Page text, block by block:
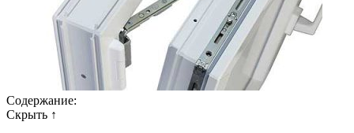
Содержание:
Скрыть ↑